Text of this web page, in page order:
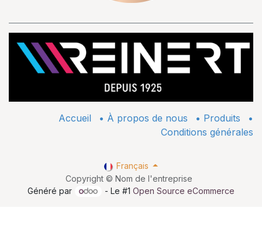
Accueil • À propos de nous • ​Produits
•
Conditions générales
Copyright © Nom de l'entreprise
Français
Généré par - Le #1Open Source eCommerce